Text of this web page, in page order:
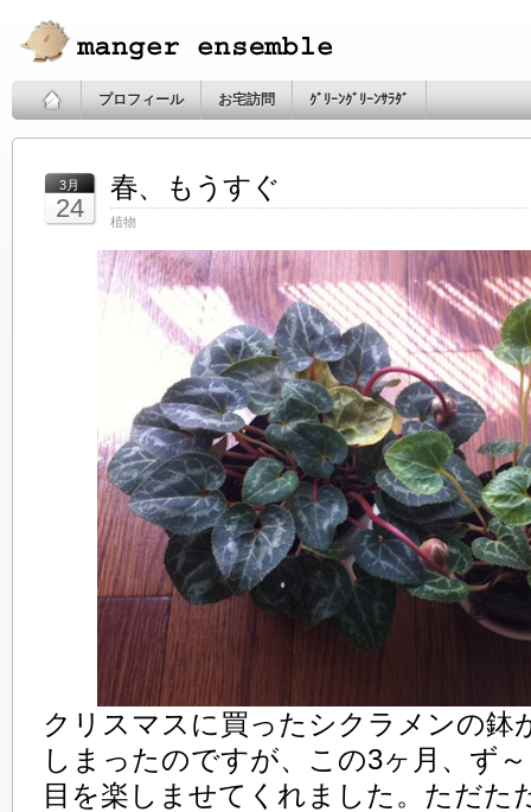
プロフィール お宅訪問 ｸﾞﾘｰﾝｸﾞﾘｰﾝｻﾗﾀﾞ
3月
24
春、もうすぐ
植物
クリスマスに買ったシクラメンの鉢
しまったのですが、この3ヶ月、ず
目を楽しませてくれました。ただた